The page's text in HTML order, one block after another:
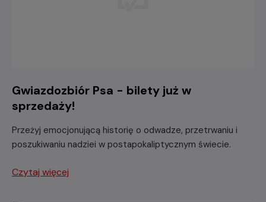
Gwiazdozbiór Psa - bilety już w
sprzedaży!
Przeżyj emocjonującą historię o odwadze, przetrwaniu i
poszukiwaniu nadziei w postapokaliptycznym świecie.
Czytaj więcej